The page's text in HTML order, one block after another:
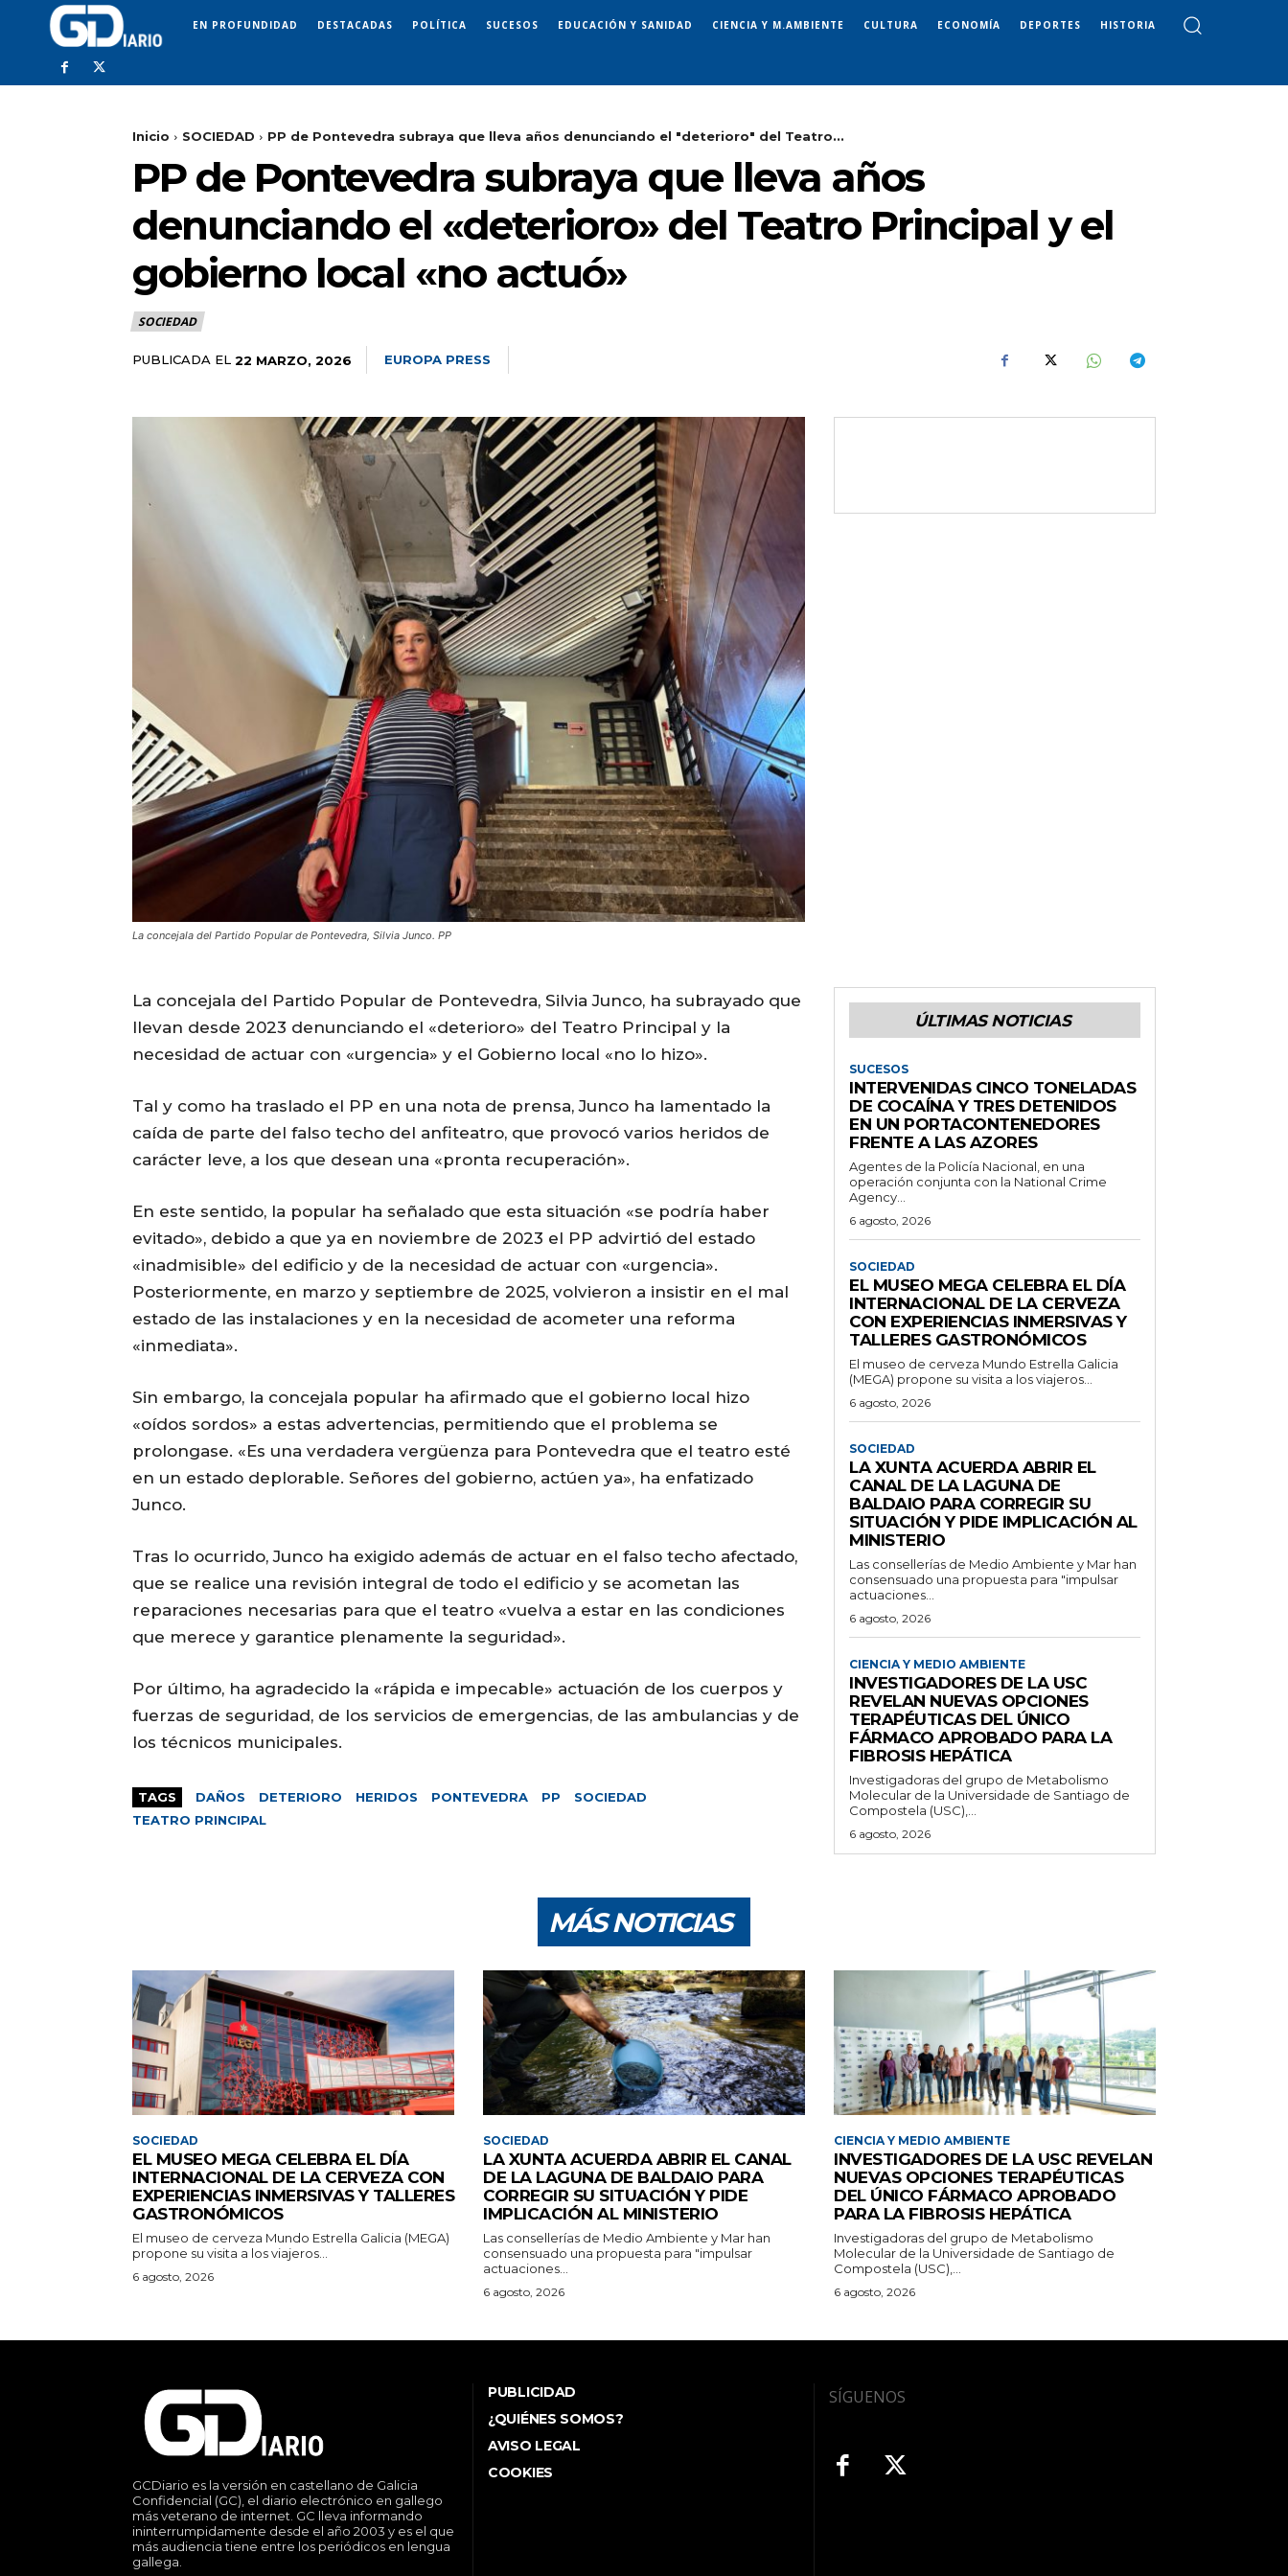
EN PROFUNDIDAD DESTACADAS POLÍTICA SUCESOS EDUCACIÓN Y SANIDAD CIENCIA Y M.AMBIENTE CULTURA ECONOMÍA DEPORTES HISTORIA
Inicio SOCIEDAD PP de Pontevedra subraya que lleva años denunciando el "deterioro" del Teatro...
PP de Pontevedra subraya que lleva años
denunciando el «deterioro» del Teatro Principal y el
gobierno local «no actuó»
SOCIEDAD
PUBLICADA EL 22 MARZO, 2026 EUROPA PRESS
La concejala del Partido Popular de Pontevedra, Silvia Junco. PP
La concejala del Partido Popular de Pontevedra, Silvia Junco, ha subrayado que
llevan desde 2023 denunciando el «deterioro» del Teatro Principal y la
necesidad de actuar con «urgencia» y el Gobierno local «no lo hizo».
Tal y como ha traslado el PP en una nota de prensa, Junco ha lamentado la
caída de parte del falso techo del anfiteatro, que provocó varios heridos de
carácter leve, a los que desean una «pronta recuperación».
En este sentido, la popular ha señalado que esta situación «se podría haber
evitado», debido a que ya en noviembre de 2023 el PP advirtió del estado
«inadmisible» del edificio y de la necesidad de actuar con «urgencia».
Posteriormente, en marzo y septiembre de 2025, volvieron a insistir en el mal
estado de las instalaciones y en la necesidad de acometer una reforma
«inmediata».
Sin embargo, la concejala popular ha afirmado que el gobierno local hizo
«oídos sordos» a estas advertencias, permitiendo que el problema se
prolongase. «Es una verdadera vergüenza para Pontevedra que el teatro esté
en un estado deplorable. Señores del gobierno, actúen ya», ha enfatizado
Junco.
Tras lo ocurrido, Junco ha exigido además de actuar en el falso techo afectado,
que se realice una revisión integral de todo el edificio y se acometan las
reparaciones necesarias para que el teatro «vuelva a estar en las condiciones
que merece y garantice plenamente la seguridad».
Por último, ha agradecido la «rápida e impecable» actuación de los cuerpos y
fuerzas de seguridad, de los servicios de emergencias, de las ambulancias y de
los técnicos municipales.
TAGS DAÑOS DETERIORO HERIDOS PONTEVEDRA PP
SOCIEDAD
TEATRO PRINCIPAL
ÚLTIMAS NOTICIAS
SUCESOS
INTERVENIDAS CINCO TONELADAS
DE COCAÍNA Y TRES DETENIDOS
EN UN PORTACONTENEDORES
FRENTE A LAS AZORES
Agentes de la Policía Nacional, en una
operación conjunta con la National Crime
Agency...
6 agosto, 2026
SOCIEDAD
EL MUSEO MEGA CELEBRA EL DÍA
INTERNACIONAL DE LA CERVEZA
CON EXPERIENCIAS INMERSIVAS Y
TALLERES GASTRONÓMICOS
El museo de cerveza Mundo Estrella Galicia
(MEGA) propone su visita a los viajeros...
6 agosto, 2026
SOCIEDAD
LA XUNTA ACUERDA ABRIR EL
CANAL DE LA LAGUNA DE
BALDAIO PARA CORREGIR SU
SITUACIÓN Y PIDE IMPLICACIÓN AL
MINISTERIO
Las consellerías de Medio Ambiente y Mar han
consensuado una propuesta para "impulsar
actuaciones...
6 agosto, 2026
CIENCIA Y MEDIO AMBIENTE
INVESTIGADORES DE LA USC
REVELAN NUEVAS OPCIONES
TERAPÉUTICAS DEL ÚNICO
FÁRMACO APROBADO PARA LA
FIBROSIS HEPÁTICA
Investigadoras del grupo de Metabolismo
Molecular de la Universidade de Santiago de
Compostela (USC),...
6 agosto, 2026
MÁS NOTICIAS
SOCIEDAD
EL MUSEO MEGA CELEBRA EL DÍA
INTERNACIONAL DE LA CERVEZA CON
EXPERIENCIAS INMERSIVAS Y TALLERES
GASTRONÓMICOS
El museo de cerveza Mundo Estrella Galicia (MEGA)
propone su visita a los viajeros...
6 agosto, 2026
SOCIEDAD
LA XUNTA ACUERDA ABRIR EL CANAL
DE LA LAGUNA DE BALDAIO PARA
CORREGIR SU SITUACIÓN Y PIDE
IMPLICACIÓN AL MINISTERIO
Las consellerías de Medio Ambiente y Mar han
consensuado una propuesta para "impulsar
actuaciones...
6 agosto, 2026
CIENCIA Y MEDIO AMBIENTE
INVESTIGADORES DE LA USC REVELAN
NUEVAS OPCIONES TERAPÉUTICAS
DEL ÚNICO FÁRMACO APROBADO
PARA LA FIBROSIS HEPÁTICA
Investigadoras del grupo de Metabolismo
Molecular de la Universidade de Santiago de
Compostela (USC),...
6 agosto, 2026
GCDiario es la versión en castellano de Galicia
Confidencial (GC), el diario electrónico en gallego
más veterano de internet. GC lleva informando
ininterrumpidamente desde el año 2003 y es el que
más audiencia tiene entre los periódicos en lengua
gallega.
PUBLICIDAD
¿QUIÉNES SOMOS?
AVISO LEGAL
COOKIES
SÍGUENOS